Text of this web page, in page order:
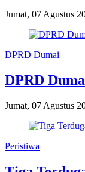
Jumat, 07 Agustus
DPRD Dumai
DPRD
Jumat, 07 Agustus
Peristiwa